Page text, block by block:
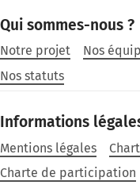
Qui sommes-nous ?
Notre projet Nos
Nos statuts
Informations
Mentions légales
Charte de participation